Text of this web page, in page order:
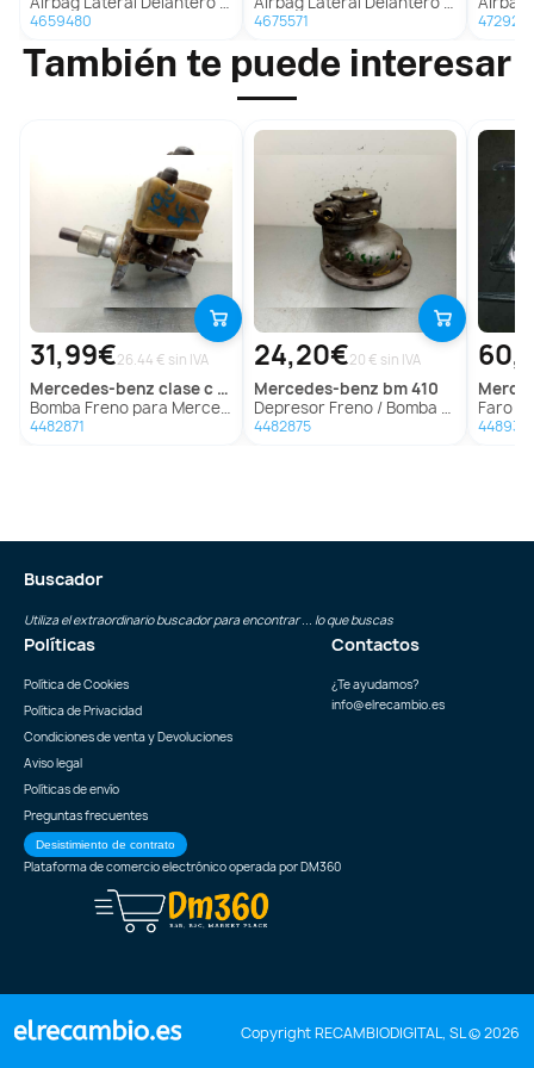
4659480 4675571
También te puede interesar
31,99€26.44 € sin IVA
mercedes-benz clase c (w201) berlina
Bomba Freno para Mercedes-Benz Clase C (W201) Berlina
4482871
24,20€20 € sin IVA
mercedes-benz bm 410
Depresor Freno / Bomba Vacio para Mercedes-Benz Bm 410
4482875
Faro Izquierdo
Buscador
Utiliza el extraordinario buscador para encontrar ... lo que buscas
Políticas
Política de Cookies
Política de Privacidad
Condiciones de venta y Devoluciones
Aviso legal
Políticas de envío
Preguntas frecuentes
Desistimiento de contrato
Contactos
¿Te ayudamos?
info@elrecambio.es
Plataforma de comercio electrónico operada porDM360
Copyright RECAMBIODIGITAL, SL © 2026